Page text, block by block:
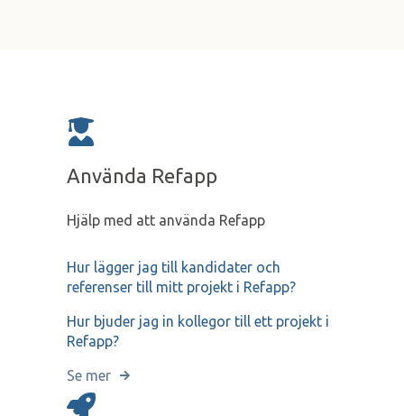
Använda Refapp
Hjälp med att använda Refapp
Hur lägger jag till kandidater och
referenser till mitt projekt i Refapp?
Hur bjuder jag in kollegor till ett projekt i
Refapp?
Se mer